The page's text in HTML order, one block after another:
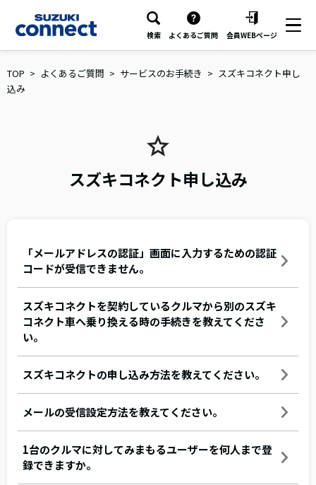
検索 よくあるご質問 会員WEBページ
TOP よくあるご質問 サービスのお手続き
スズキコネクト申し
込み
スズキコネクト申し込み
「メールアドレスの認証」画面に入力するための認証
コードが受信できません。
スズキコネクトを契約しているクルマから別のスズキ
コネクト車へ乗り換える時の手続きを教えてくださ
い。
スズキコネクトの申し込み方法を教えてください。
メールの受信設定方法を教えてください。
1台のクルマに対してみまもるユーザーを何人まで登
録できますか。